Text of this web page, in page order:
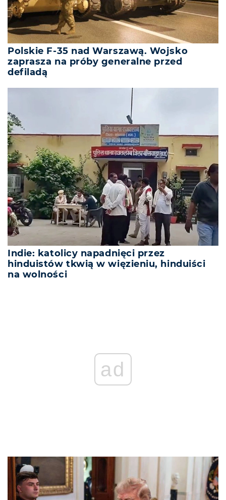
Polskie F-35 nad Warszawą. Wojsko
zaprasza na próby generalne przed
defiladą
Indie: katolicy napadnięci przez
hinduistów tkwią w więzieniu, hinduiści
na wolności
ad